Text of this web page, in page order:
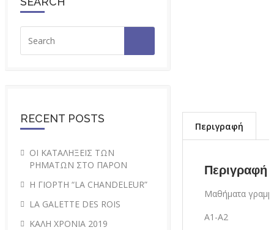
RECENT POSTS
ΟΙ ΚΑΤΑΛΗΞΕΙΣ ΤΩΝ
ΡΗΜΑΤΩΝ ΣΤΟ ΠΑΡΟΝ
H ΓΙΟΡΤΗ “LA CHANDELEUR”
LA GALETTE DES ROIS
ΚΑΛΗ ΧΡΟΝΙΑ 2019
Περιγραφή
Περιγραφή
Μαθήματα
Α1-Α2